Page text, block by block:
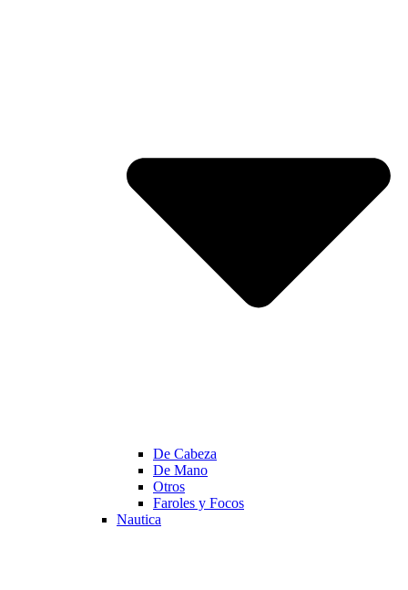
De Cabeza
De Mano
Otros
Faroles y Focos
Nautica